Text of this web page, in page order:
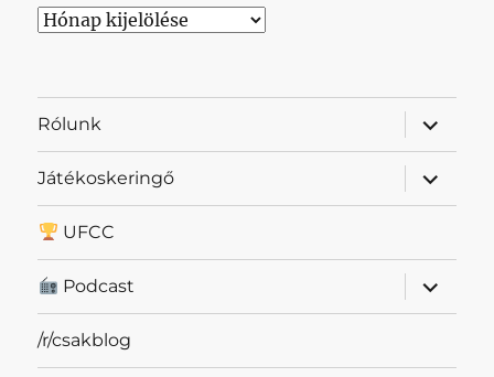
Archívum
Rólunk
almenü
Játékoskeringő
almenü
UFCC
Podcast
almenü
/r/csakblog